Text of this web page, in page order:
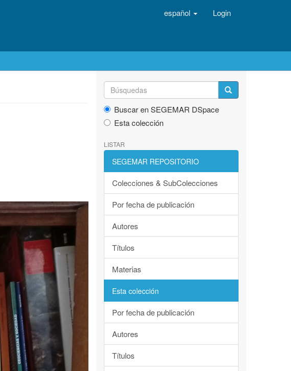
español Login
Buscar en SEGEMAR DSpace
Esta colección
LISTAR
SEGEMAR REPOSITORIO
Colecciones & SubColecciones
Por fecha de publicación
Autores
Títulos
Materias
Esta colección
Por fecha de publicación
Autores
Títulos